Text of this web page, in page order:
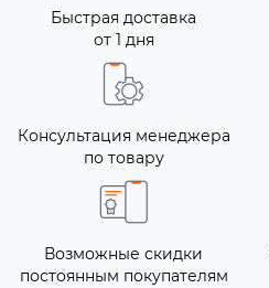
Быстрая доставка
от 1 дня
Консультация менеджера
по товару
Возможные скидки
постоянным покупателям